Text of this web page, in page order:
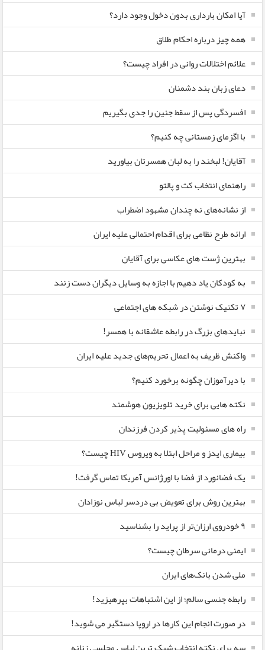
آیا امکان بارداری بدون دخول وجود دارد؟
همه چیز درباره احکام طلاق
علائم اختلالات روانی در افراد چیست؟
دعای زبان بند دشمنان
افسردگی پس از سقط جنین را جدی بگیریم
با اگزمای زمستانی چه کنیم؟
آقایان! لبخند را به لبان همسرتان بیاورید
راهنمای انتخاب کت و پالتو
از نشانه‌های نه چندان مشهود اضطراب
ارائه طرح نظامی برای اقدام احتمالی علیه ایران
بهترین ژست های عکاسی برای آقایان
به کودکان یاد دهیم با اجازه به وسایل دیگران دست زنند
۷ تکنیک نوشتن در شبکه های اجتماعی
نبایدهای بزرگ در رابطه عاشقانه با همسر!
واکنش ظریف به اعمال تحریم‌های جدید علیه ایران
با دیرآموزان چگونه برخورد کنیم؟
نکته هایی برای خرید تلویزیون هوشمند
راه های مسئولیت پذیر کردن فرزندان
بیماری ایدز و مراحل ابتلا به ویروس HIV چیست؟
یک فضانورد از فضا با اورژانس آمریکا تماس گرفت!
بهترین روش برای تعویض بی دردسر لباس نوزادان
٩ خودروی ارزان‌تر از پراید را بشناسید
ایمنی درمانی سرطان چیست؟
ملی شدن بانک‌های ایران
رابطه جنسی سالم؛ از این اشتباهات بپرهیزید!
در صورت انجام این کارها در اروپا دستگیر می شوید!